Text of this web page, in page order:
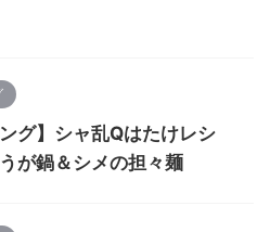
ング】シャ乱Qはたけレシ
が鍋＆シメの担々麺